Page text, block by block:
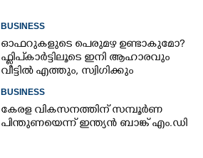
BUSINESS
ഓഫറുകളുടെ പെരുമഴ ഉണ്ടാകുമോ?​
ഫ്ലിപ്കാർട്ടിലൂടെ ഇനി ആഹാരവും
വീട്ടിൽ എത്തും,​ സ്വിഗിക്കും
BUSINESS
കേരള വികസനത്തിന് സമ്പൂർണ
പിന്തുണയെന്ന് ഇന്ത്യൻ ബാങ്ക് എം.ഡി